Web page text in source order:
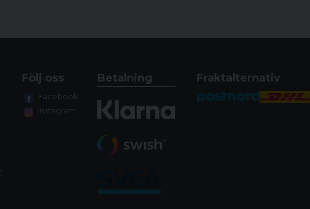
r
Följ oss
Facebook
Instagram
Betalning Fraktalternativ